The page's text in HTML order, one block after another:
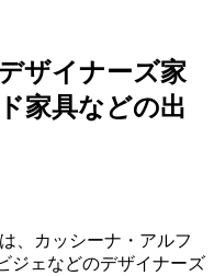
ザイナーズ家
家具などの出
、カッシーナ・アルフ
ジェなどのデザイナーズ